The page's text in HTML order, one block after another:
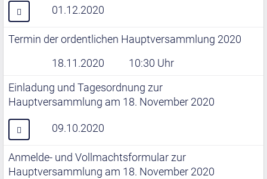
01.12.2020
Termin der ordentlichen Hauptversammlung 2020
18.11.2020
10:30 Uhr
Einladung und Tagesordnung zur
Hauptversammlung am 18. November 2020
09.10.2020
Anmelde- und Vollmachtsformular zur
Hauptversammlung am 18. November 2020